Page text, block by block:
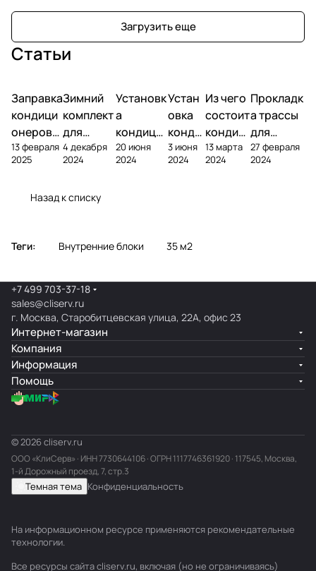
Загрузить еще
Статьи
Заправка
кондици
онеров
фреоном
13 февраля
2025
Зимний
комплект
для
кондици
онера
4 декабря
2024
Установк
а
кондици
онера на
фасаде
20 июня
2024
Устан
овка
конди
ционе
ра
3 июня
2024
Из чего
состоит
кондиц
ионер?
13 марта
2024
Прокладк
а трассы
для
кондицио
нера
27 февраля
2024
Назад к списку
Теги: Внутренние блоки 35 м2
+7 499 703-37-18
sales@cliserv.ru
г. Москва, Старобитцевская улица, 22А, офис 23
Интернет-магазин
Компания
Информация
Помощь
© 2026 cliserv.ru
ООО «КлиСерв» · ИНН7730644106· ОГРН 1117746361920 · 117545, Москва,
1-й Дорожный проезд, 7, стр.3
Темная тема Конфиденциальность
На информационном ресурсе применяются рекомендательные
технологии.
Все ресурсы сайта cliserv.ru, включая (но не ограничиваясь)